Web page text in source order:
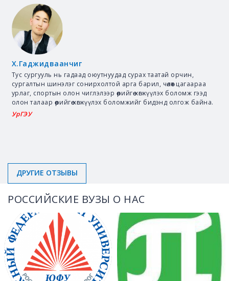
Х.Гаджидваанчиг
Тус сургууль нь гадаад оюутнуудад сурах таатай орчин,
сургалтын шинэлэг сонирхолтой арга барил, чөлөөт цагаараа
урлаг, спортын олон чиглэлээр өөрийгөө хөгжүүлэх боломж гээд
олон талаар өөрийгөө хөгжүүлэх боломжийг бидэнд олгож байна.
УрГЭУ
ДРУГИЕ ОТЗЫВЫ
РОССИЙСКИЕ ВУЗЫ О НАС